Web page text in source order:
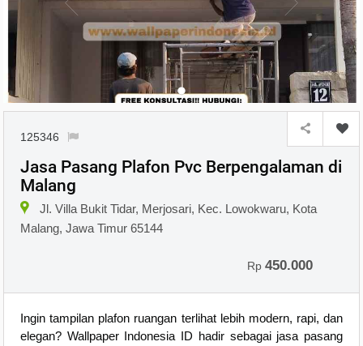
125346
Jasa Pasang Plafon Pvc Berpengalaman di
Malang
Jl. Villa Bukit Tidar, Merjosari, Kec. Lowokwaru, Kota
Malang, Jawa Timur 65144
Rp450.000
Ingin tampilan plafon ruangan terlihat lebih modern, rapi, dan
elegan? Wallpaper Indonesia ID hadir sebagai jasa pasang